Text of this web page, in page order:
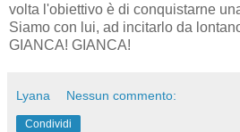
volta l'obiettivo è di conquistarne
Siamo con lui, ad incitarlo da
GIANCA! GIANCA!
Lyana Nessun commento:
Condividi